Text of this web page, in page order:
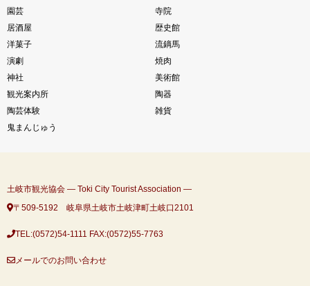
園芸
寺院
居酒屋
歴史館
洋菓子
流鏑馬
演劇
焼肉
神社
美術館
観光案内所
陶器
陶芸体験
雑貨
鬼まんじゅう
土岐市観光協会 ― Toki City Tourist Association ―
〒509-5192 岐阜県土岐市土岐津町土岐口2101
TEL:(0572)54-1111 FAX:(0572)55-7763
メールでのお問い合わせ